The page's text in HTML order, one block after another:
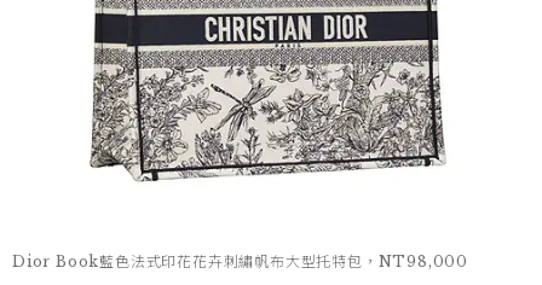
Dior Book藍色法式印花花卉刺繡帆布大型托特包，NT98,000